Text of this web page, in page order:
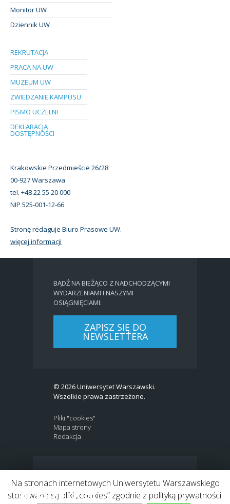
Monitor UW
Dziennik UW
REKRUTACJA
PRACA NA UW
MUZEUM UW
ZWIEDZANIE KAMPUSU
PISMO UCZELNI
DEKLARACJA
DOSTĘPNOŚCI
Krakowskie Przedmieście 26/28
00-927 Warszawa
tel. +48 22 55 20 000
NIP 525-001-12-66
Stronę redaguje Biuro Prasowe UW.
więcej informacji
BĄDŹ NA BIEŻĄCO Z NADCHODZĄCYMI
WYDARZENIAMI I NASZYMI
OSIĄGNIĘCIAMI:
ZAPISZ SIĘ DO
NEWSLETTERA
© 2026 Uniwersytet Warszawski.
Wszelkie prawa zastrzeżone.
Pliki "cookies"
Mapa strony
Redakcja
Link do profilu Facebook
Link to Twitter profile
Link do kanału Youtube
Link do profilu Instagram
Link do profilu LinkedIn
Na stronach internetowych Uniwersytetu Warszawskiego
stosowane są pliki „cookies” zgodnie z polityką prywatności.